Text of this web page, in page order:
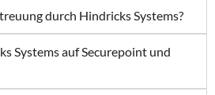
durch Hindricks Systems?
Systems auf Securepoint und